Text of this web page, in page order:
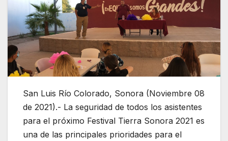
San Luis Río Colorado, Sonora (Noviembre 08
de 2021).- La seguridad de todos los asistentes
para el próximo Festival Tierra Sonora 2021 es
una de las principales prioridades para el